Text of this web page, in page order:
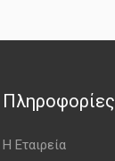
Πληροφορίες
Η Εταιρεία